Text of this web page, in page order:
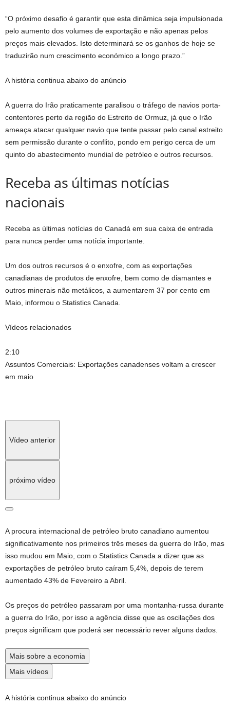
“O próximo desafio é garantir que esta dinâmica seja impulsionada
pelo aumento dos volumes de exportação e não apenas pelos
preços mais elevados. Isto determinará se os ganhos de hoje se
traduzirão num crescimento económico a longo prazo.”
A história continua abaixo do anúncio
A guerra do Irão praticamente paralisou o tráfego de navios porta-
contentores perto da região do Estreito de Ormuz, já que o Irão
ameaça atacar qualquer navio que tente passar pelo canal estreito
sem permissão durante o conflito, pondo em perigo cerca de um
quinto do abastecimento mundial de petróleo e outros recursos.
Receba as últimas notícias
nacionais
Receba as últimas notícias do Canadá em sua caixa de entrada
para nunca perder uma notícia importante.
Um dos outros recursos é o enxofre, com as exportações
canadianas de produtos de enxofre, bem como de diamantes e
outros minerais não metálicos, a aumentarem 37 por cento em
Maio, informou o Statistics Canada.
Vídeos relacionados
2:10
Assuntos Comerciais: Exportações canadenses voltam a crescer
em maio
Vídeo anterior
próximo vídeo
A procura internacional de petróleo bruto canadiano aumentou
significativamente nos primeiros três meses da guerra do Irão, mas
isso mudou em Maio, com o Statistics Canada a dizer que as
exportações de petróleo bruto caíram 5,4%, depois de terem
aumentado 43% de Fevereiro a Abril.
Os preços do petróleo passaram por uma montanha-russa durante
a guerra do Irão, por isso a agência disse que as oscilações dos
preços significam que poderá ser necessário rever alguns dados.
Mais sobre a economia
Mais vídeos
A história continua abaixo do anúncio